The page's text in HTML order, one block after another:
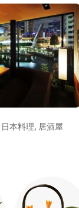
日本料理, 居酒屋